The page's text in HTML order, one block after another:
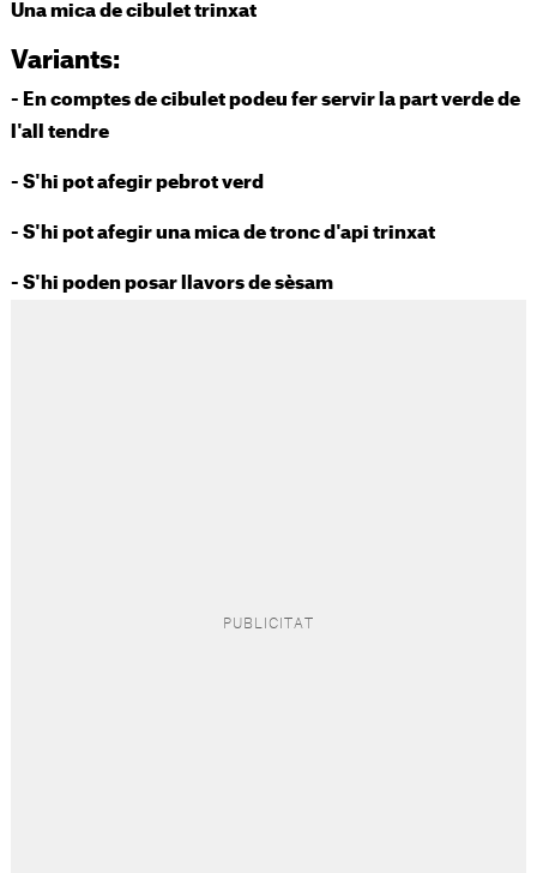
Una mica de cibulet trinxat
Variants:
- En comptes de cibulet podeu fer servir la part verde de
l'all tendre
- S'hi pot afegir pebrot verd
- S'hi pot afegir una mica de tronc d'api trinxat
- S'hi poden posar llavors de sèsam